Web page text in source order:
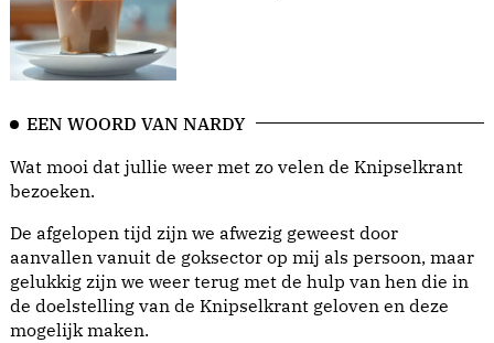
EEN WOORD VAN NARDY
Wat mooi dat jullie weer met zo velen de Knipselkrant
bezoeken.
De afgelopen tijd zijn we afwezig geweest door
aanvallen vanuit de goksector op mij als persoon, maar
gelukkig zijn we weer terug met de hulp van hen die in
de doelstelling van de Knipselkrant geloven en deze
mogelijk maken.